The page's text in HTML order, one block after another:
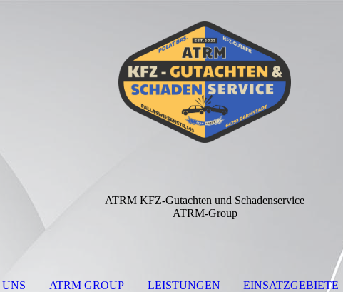
ATRM KFZ-Gutachten und Schadenservice
ATRM-Group
ATRM GROUP LEISTUNGEN EINSATZGEBIETE